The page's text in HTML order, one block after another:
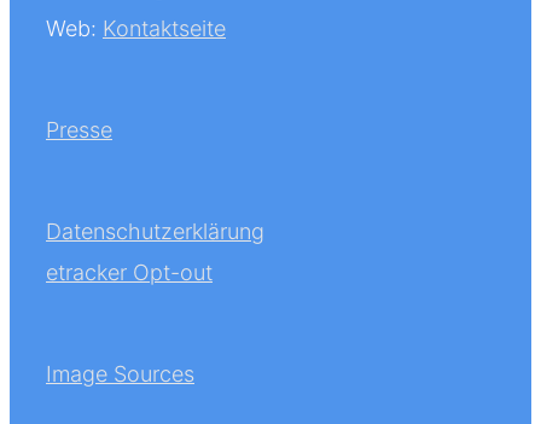
Web: Kontaktseite
Presse
Datenschutzerklärung
etracker Opt-out
Image Sources